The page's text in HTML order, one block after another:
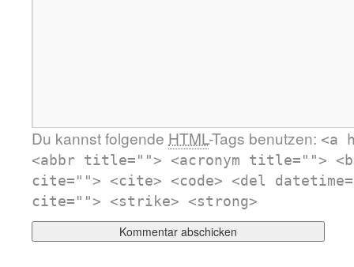
Du kannst folgende HTML-Tags benutzen: <a
<abbr title=""> <acronym title="">
cite=""> <cite> <code> <del
cite=""> <strike> <strong>